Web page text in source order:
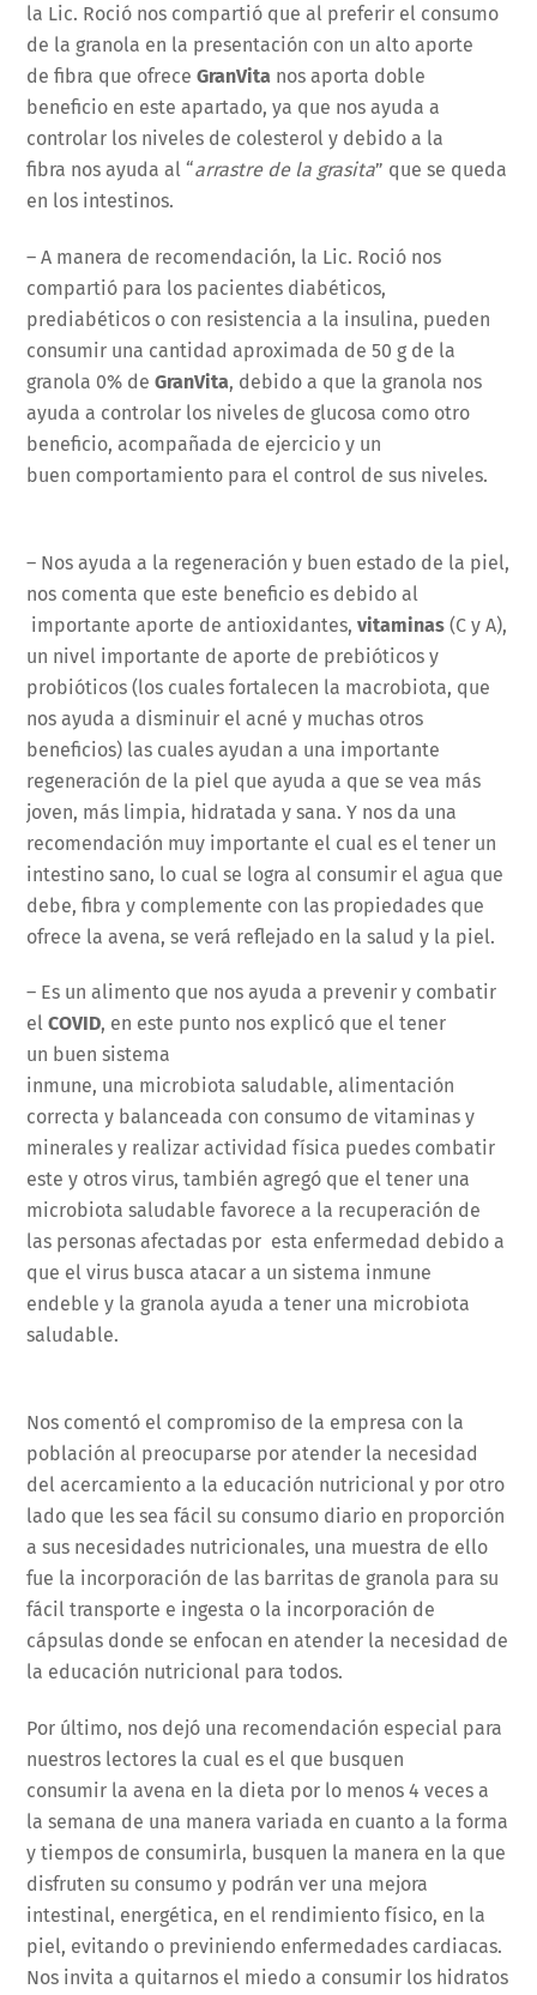
la Lic. Roció nos compartió que al preferir el consumo
de la granola en la presentación con un alto aporte
de fibra que ofreceGranVita nos aporta doble
beneficio en este apartado, ya que nos ayuda a
controlar los niveles de colesterol y debido a la
fibra nos ayuda al “arrastre de la grasita” que se queda
en los intestinos.
– A manera de recomendación, la Lic. Roció nos
compartió para los pacientes diabéticos,
prediabéticos o con resistencia a la insulina, pueden
consumir una cantidad aproximada de 50 g de la
granola 0% deGranVita, debido a que la granola nos
ayuda a controlar los niveles de glucosa como otro
beneficio, acompañada de ejercicio y un
buen comportamiento para el control de sus niveles.
– Nos ayuda a la regeneración y buen estado de la piel,
nos comenta que este beneficio es debido al
importante aporte de antioxidantes,vitaminas(C y A),
un nivel importante de aporte de prebióticos y
probióticos (los cuales fortalecen la macrobiota, que
nos ayuda a disminuir el acné y muchas otros
beneficios) las cuales ayudan a una importante
regeneración de la piel que ayuda a que se vea más
joven, más limpia, hidratada y sana. Y nos da una
recomendación muy importante el cual es el tener un
intestino sano, lo cual se logra al consumir el agua que
debe, fibra y complemente con las propiedades que
ofrece la avena, se verá reflejado en la salud y la piel.
– Es un alimento que nos ayuda a prevenir y combatir
elCOVID, en este punto nos explicó que el tener
un buen sistema
inmune, una microbiota saludable, alimentación
correcta y balanceada con consumo de vitaminas y
minerales y realizar actividad física puedes combatir
este y otros virus, también agregó que el tener una
microbiota saludable favorece a la recuperación de
las personas afectadas por esta enfermedad debido a
que el virus busca atacar a un sistema inmune
endeble y la granola ayuda a tener una microbiota
saludable.
Nos comentó el compromiso de la empresa con la
población al preocuparse por atender la necesidad
del acercamiento a la educación nutricional y por otro
lado que les sea fácil su consumo diario en proporción
a sus necesidades nutricionales, una muestra de ello
fue la incorporación de las barritas de granola para su
fácil transporte e ingesta o la incorporación de
cápsulas donde se enfocan en atender la necesidad de
la educación nutricional para todos.
Por último, nos dejó una recomendación especial para
nuestros lectores la cual es el que busquen
consumir la avena en la dieta por lo menos 4 veces a
la semana de una manera variada en cuanto a la forma
y tiempos de consumirla, busquen la manera en la que
disfruten su consumo y podrán ver una mejora
intestinal, energética, en el rendimiento físico, en la
piel, evitando o previniendo enfermedades cardiacas.
Nos invita a quitarnos el miedo a consumir los hidratos